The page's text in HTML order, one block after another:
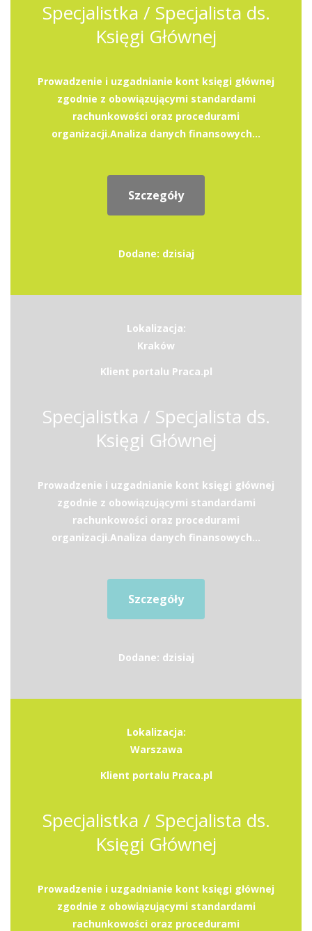
Specjalistka / Specjalista ds.
Księgi Głównej
Prowadzenie i uzgadnianie kont księgi głównej
zgodnie z obowiązującymi standardami
rachunkowości oraz procedurami
organizacji.Analiza danych finansowych...
Szczegóły
Dodane: dzisiaj
Lokalizacja:
Kraków
Klient portalu Praca.pl
Specjalistka / Specjalista ds.
Księgi Głównej
Prowadzenie i uzgadnianie kont księgi głównej
zgodnie z obowiązującymi standardami
rachunkowości oraz procedurami
organizacji.Analiza danych finansowych...
Szczegóły
Dodane: dzisiaj
Lokalizacja:
Warszawa
Klient portalu Praca.pl
Specjalistka / Specjalista ds.
Księgi Głównej
Prowadzenie i uzgadnianie kont księgi głównej
zgodnie z obowiązującymi standardami
rachunkowości oraz procedurami